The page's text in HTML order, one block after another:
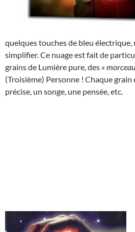
quelques touches de bleu
simplifier. Ce nuage est fait de
grains de Lumière pure, des «
(Troisième) Personne ! Chaque grain
précise, un songe, une pensée, etc.